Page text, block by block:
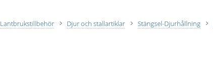
Lantbrukstillbehör Djur och stallartiklar Stängsel-Djurhållning